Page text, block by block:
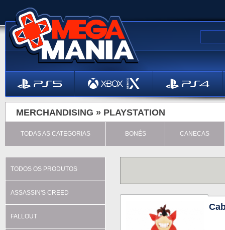
MERCHANDISING » PLAYSTATION
TODAS AS CATEGORIAS BONÉS CANECAS
TODOS OS PRODUTOS
ASSASSIN'S CREED
FALLOUT